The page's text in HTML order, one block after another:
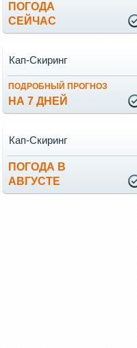
ПОГОДА
СЕЙЧАС
ПОДРОБНЫЙ ПРОГНОЗ
НА 7 ДНЕЙ
Кап-Скиринг
ПОГОДА В
АВГУСТЕ
Кап-Скиринг